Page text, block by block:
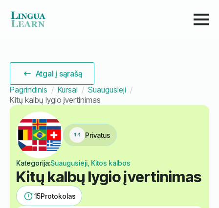
Atgal į sąrašą
Pagrindinis
Kursai
Suaugusieji
Kitų kalbų lygio įvertinimas
Privatus
Kategorija:Suaugusieji, Kitos kalbos
Kitų kalbų lygio įvertinimas
15Protokolas